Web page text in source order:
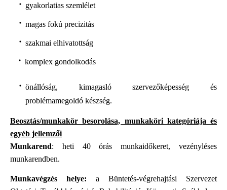
gyakorlatias szemlélet
magas fokú precizitás
szakmai elhivatottság
komplex gondolkodás
önállóság, kimagasló szervezőképesség és
problémamegoldó készség.
Beosztás/munkakör besorolása, munkaköri kategóriája és
egyéb jellemzői
Munkarend: heti 40 órás munkaidőkeret, vezényléses
munkarendben.
Munkavégzés helye: a Büntetés-végrehajtási Szervezet